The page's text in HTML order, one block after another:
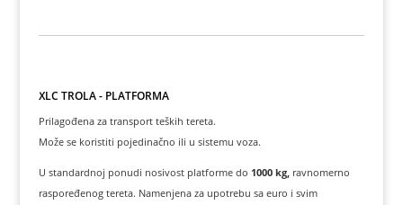
XLC TROLA - PLATFORMA
Prilagođena za transport teških tereta.
Može se koristiti pojedinačno ili u sistemu voza.
U standardnoj ponudi nosivost platforme do 1000 kg, ravnomerno
raspoređenog tereta. Namenjena za upotrebu sa euro i svim